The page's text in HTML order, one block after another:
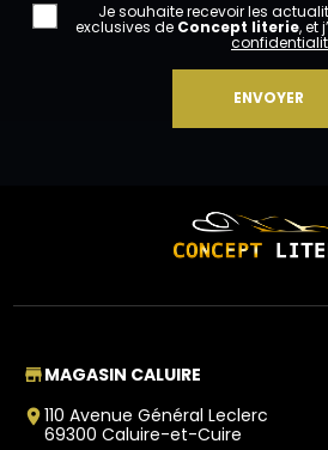
Je souhaite recevoir les
exclusives de Concept literie, et
storeMAGASIN CALUIRE
place110 Avenue Général Leclerc
69300 Caluire-et-Cuire